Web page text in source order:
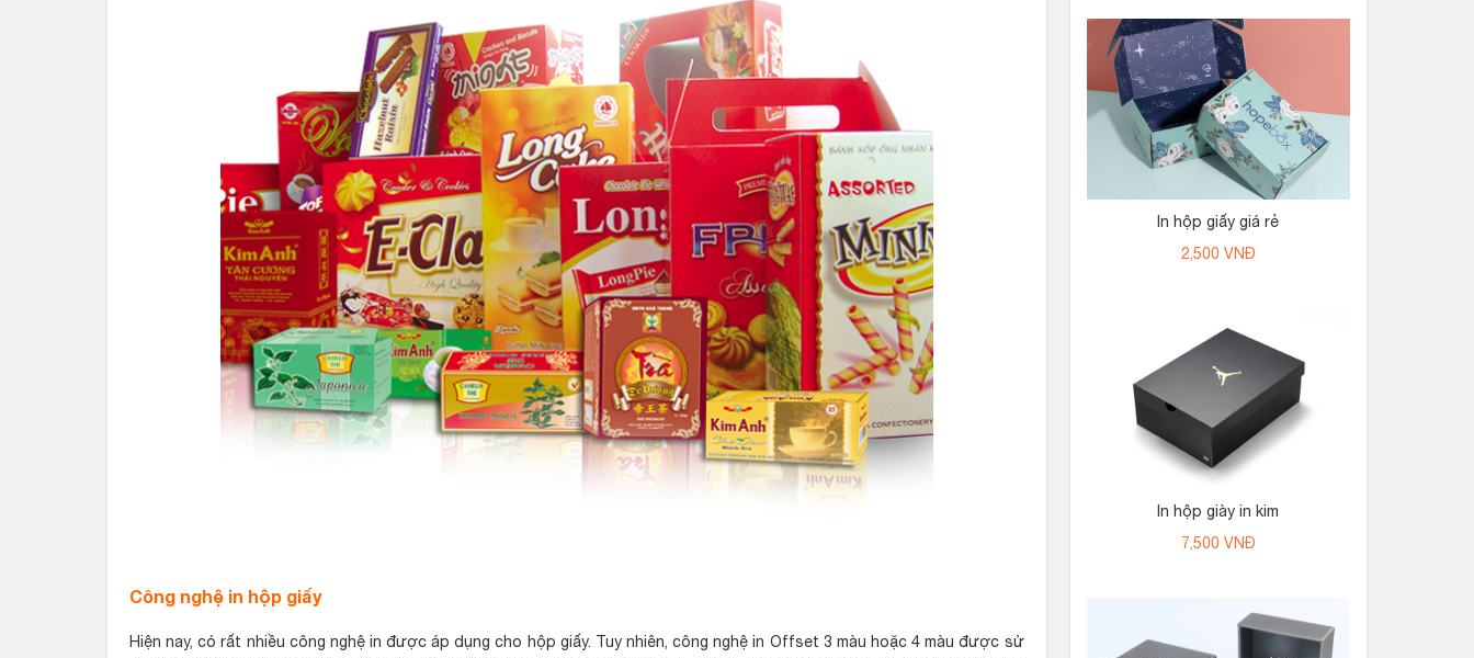
Công nghệ in hộp giấy
Hiện nay, có rất nhiều công nghệ in được áp dụng cho hộp giấy. Tuy nhiên, công nghệ in Offset 3 màu hoặc 4 màu được sử
In hộp giấy giá rẻ
2,500 VNĐ
In hộp giày in kim
7,500 VNĐ